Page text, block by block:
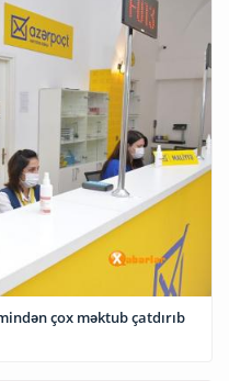
çox məktub çatdırıb